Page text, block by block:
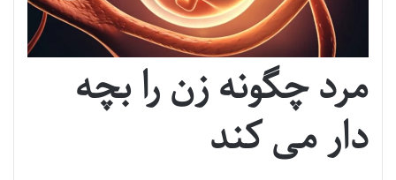
مرد چگونه زن را بچه
دار می کند